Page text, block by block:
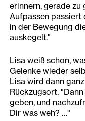
erinnern, gerade zu
Aufpassen passiert
in der Bewegung
auskegelt."
Lisa weiß schon,
Gelenke wieder
Lisa wird dann
Rückzugsort.
geben, und
Dir was weh? …"